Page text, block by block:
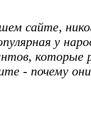
сайте,
у
которые
- почему